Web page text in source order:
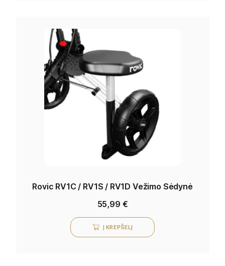
Rovic RV1C / RV1S / RV1D Vežimo Sėdynė
55,99 €
Į KREPŠELĮ